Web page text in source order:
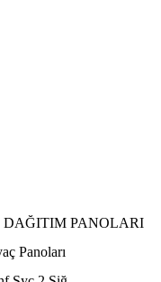
DAĞITIM PANOLARI
Panoları